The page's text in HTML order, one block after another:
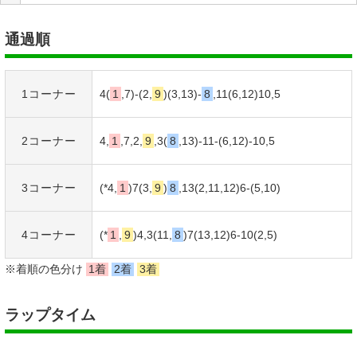
通過順
1コーナー 4( 1 ,7)-(2, 9 )(3,13)- 8 ,11(6,12)10,5
2コーナー 4, 1 ,7,2, 9 ,3( 8 ,13)-11-(6,12)-10,5
3コーナー (*4, 1 )7(3, 9 ) 8 ,13(2,11,12)6-(5,10)
4コーナー (* 1 9 )4,3(11, 8 )7(13,12)6-10(2,5)
※着順の色分け 1着 2着 3着
ラップタイム